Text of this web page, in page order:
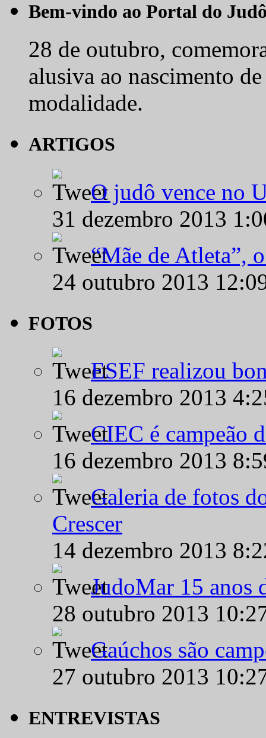
Bem-vindo ao Portal do
28 de outubro,
alusiva ao nascimento
modalidade.
ARTIGOS
O judô vence no
31 dezembro 2013
“Mãe de Atleta”,
24 outubro 2013
FOTOS
ESEF realizou
16 dezembro 2013
CIEC é campeão
16 dezembro 2013
Galeria de fotos
Crescer
14 dezembro 2013
JudoMar 15 anos
28 outubro 2013
Gaúchos são
27 outubro 2013
ENTREVISTAS